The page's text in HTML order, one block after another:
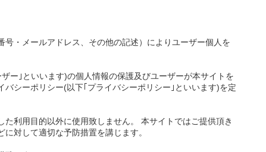
・メールアドレス、その他の記述）によりユーザー個人を
ー｣といいます)の個人情報の保護及びユーザーが本サイトを
シーポリシー(以下｢プライバシーポリシー｣といいます)を定
利用目的以外に使用致しません。 本サイトではご提供頂き
対して適切な予防措置を講じます。